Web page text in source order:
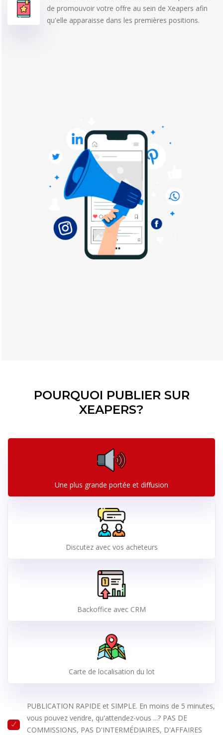
de promouvoir votre offre au sein de Xeapers afin
qu'elle apparaisse dans les premières positions.
POURQUOI PUBLIER SUR
XEAPERS?
Une plus grande portée et diffusion
Discutez avec vos acheteurs
Backoffice avec CRM
Carte de localisation du lot
PUBLICATION RAPIDE et SIMPLE. En moins de 5 minutes,
vous pouvez vendre, qu'attendez-vous ...? PAS DE
COMMISSIONS, PAS D'INTERMÉDIAIRES, D'AFFAIRES